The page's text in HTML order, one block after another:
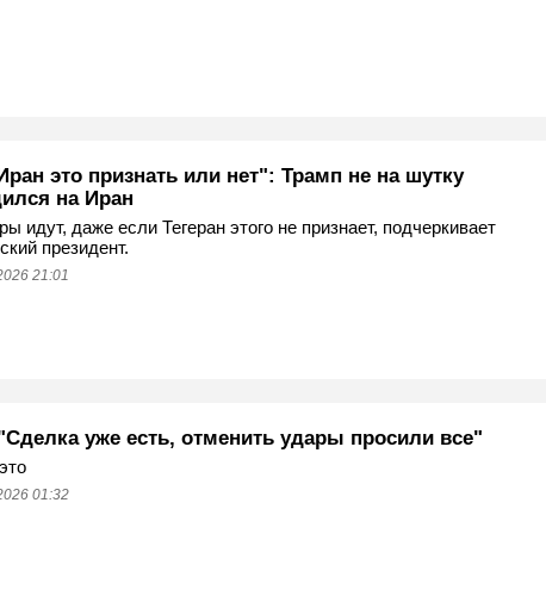
это признать или нет": Трамп не на шутку
на Иран
идут, даже если Тегеран этого не признает, подчеркивает
президент.
21:01
уже есть, отменить удары просили все"
01:32